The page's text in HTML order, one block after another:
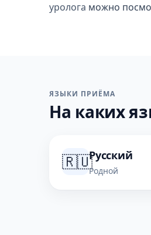
уролога можно
ЯЗЫКИ ПРИЁМА
На каких
🇷🇺Русский
Родной